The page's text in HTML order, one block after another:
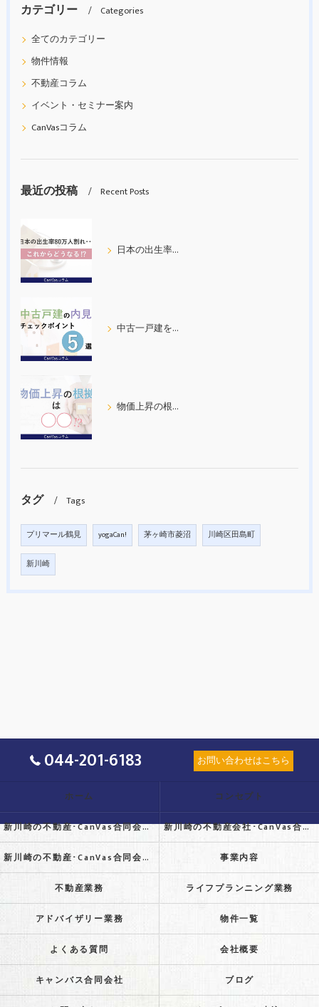
カテゴリー
Categories
全てのカテゴリー
物件情報
不動産コラム
イベント・セミナー案内
CanVasコラム
最近の投稿 Recent Posts
日本の出生率80万人割れ
中古一戸建を内見する際の５つのチェックポイント
物価上昇の根拠について考えてみた
タグ Tags
プリマール鶴見 yogaCan! 茅ヶ崎市菱沼 川崎区田島町
新川崎
044-201-6183 お問い合わせはこちら
ホーム コンセプト
新川崎の不動産･CanVas合同会社の口コミ情報 新川崎の不動産会社･CanVas合同会社の評判
新川崎の不動産･CanVas合同会社のお客様の声 事業内容
不動産業務 ライフプランニング業務
アドバイザリー業務 物件一覧
よくある質問 会社概要
キャンバス合同会社 ブログ